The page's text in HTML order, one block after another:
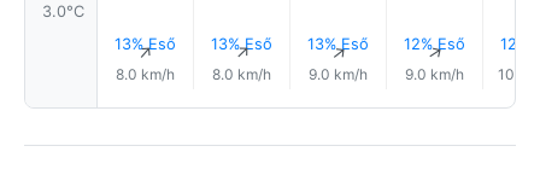
3.0°C
13% Eső
↑
8.0 km/h
13% Eső
↑
8.0 km/h
13% Eső
↑
9.0 km/h
12% Eső
↑
9.0 km/h
12%
10.0